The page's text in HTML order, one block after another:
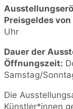
Preisgeldes
Uhr
Dauer der
Öffnungszeit:
Samstag/
Die
Künstler*innen